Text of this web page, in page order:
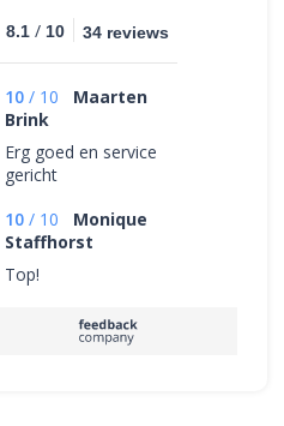
8.1 / 10 34 reviews
10 / 10
Maarten
Brink
Erg goed en service
gericht
10 / 10
Monique
Staffhorst
Top!